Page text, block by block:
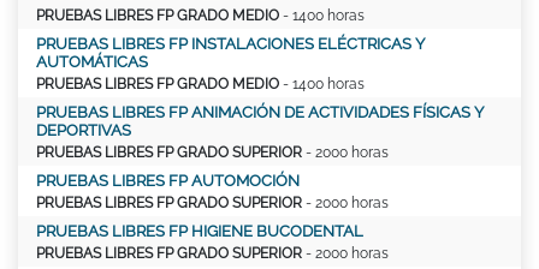
PRUEBAS LIBRES FP GRADO MEDIO - 1400 horas
PRUEBAS LIBRES FP INSTALACIONES ELÉCTRICAS Y
AUTOMÁTICAS
PRUEBAS LIBRES FP GRADO MEDIO - 1400 horas
PRUEBAS LIBRES FP ANIMACIÓN DE ACTIVIDADES FÍSICAS Y
DEPORTIVAS
PRUEBAS LIBRES FP GRADO SUPERIOR - 2000 horas
PRUEBAS LIBRES FP AUTOMOCIÓN
PRUEBAS LIBRES FP GRADO SUPERIOR - 2000 horas
PRUEBAS LIBRES FP HIGIENE BUCODENTAL
PRUEBAS LIBRES FP GRADO SUPERIOR - 2000 horas